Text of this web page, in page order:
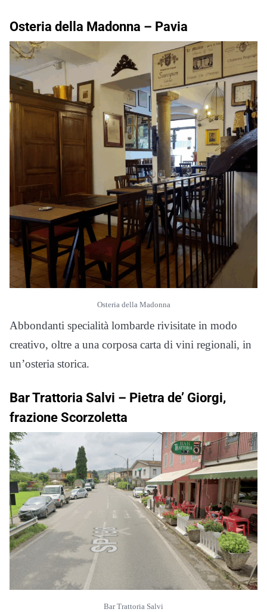
Osteria della Madonna – Pavia
Osteria della Madonna
Abbondanti specialità lombarde rivisitate in modo
creativo, oltre a una corposa carta di vini regionali, in
un’osteria storica.
Bar Trattoria Salvi – Pietra de’ Giorgi,
frazione Scorzoletta
Bar Trattoria Salvi